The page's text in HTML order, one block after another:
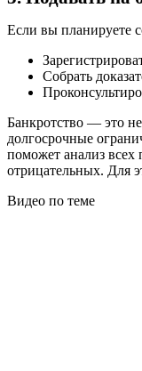
Если вы планируете
Собрать
Банкротство — это
долгосрочные
поможет анализ всех
отрицательных. Для
Видео по теме